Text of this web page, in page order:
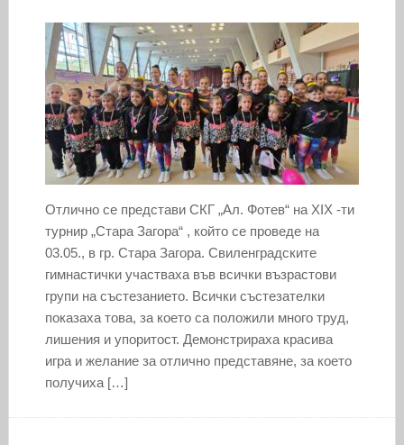
Отлично се представи СКГ „Ал. Фотев“ на XIX -ти
турнир „Стара Загора“ , който се проведе на
03.05., в гр. Стара Загора. Свиленградските
гимнастички участваха във всички възрастови
групи на състезанието. Всички състезателки
показаха това, за което са положили много труд,
лишения и упоритост. Демонстрираха красива
игра и желание за отлично представяне, за което
получиха […]